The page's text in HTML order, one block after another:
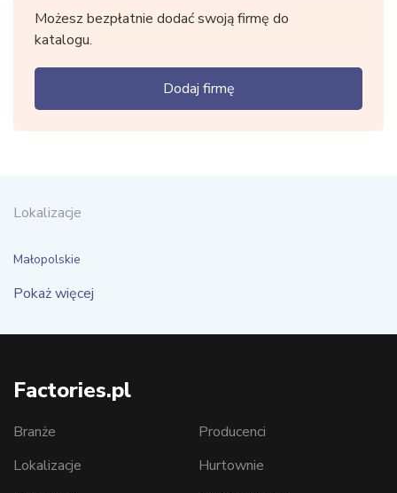
Możesz bezpłatnie dodać swoją firmę do
katalogu.
Dodaj firmę
Lokalizacje
Małopolskie
Pokaż więcej
Factories.pl
Branże
Lokalizacje
Producenci
Hurtownie